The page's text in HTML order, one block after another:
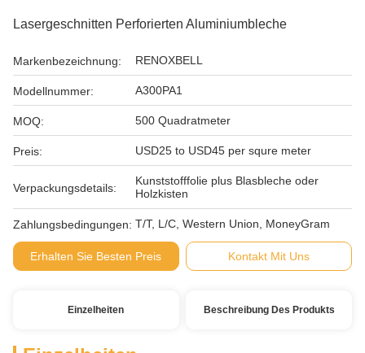
Lasergeschnitten Perforierten Aluminiumbleche
Markenbezeichnung: RENOXBELL
Modellnummer: A300PA1
MOQ: 500 Quadratmeter
Preis: USD25 to USD45 per squre meter
Verpackungsdetails:
Kunststofffolie plus Blasbleche oder
Holzkisten
Zahlungsbedingungen: T/T, L/C, Western Union, MoneyGram
Erhalten Sie Besten Preis Kontakt Mit Uns
Einzelheiten Beschreibung Des Produkts